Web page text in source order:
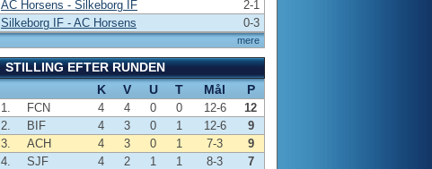
mere
AC Horsens - Silkeborg IF
2-1
Silkeborg IF - AC Horsens
0-3
STILLING EFTER RUNDEN
K
V U T Mål P
1. FCN 4 4 0 0 12-6
12
2.
BIF 4 3 0 1 12-6
9
3.
ACH 4 3 0 1 7-3
9
4.
SJF 4 2 1 1 8-3 7